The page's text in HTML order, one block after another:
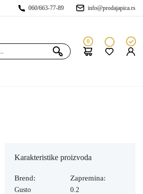
060/663-77-89 info@prodajapica.rs
0
Karakteristike proizvoda
Brend:
Gusto
Zapremina:
0.2